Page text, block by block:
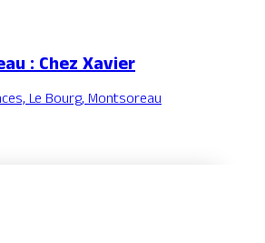
: Chez Xavier
Le Bourg, Montsoreau